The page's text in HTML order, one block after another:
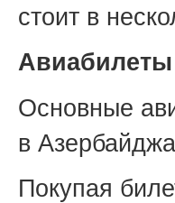
стоит в
Авиабилеты
Основные
в
Покупая